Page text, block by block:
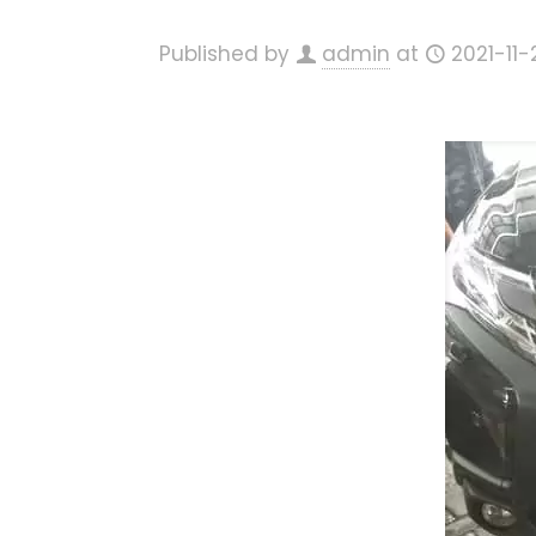
Published by admin at 2021-